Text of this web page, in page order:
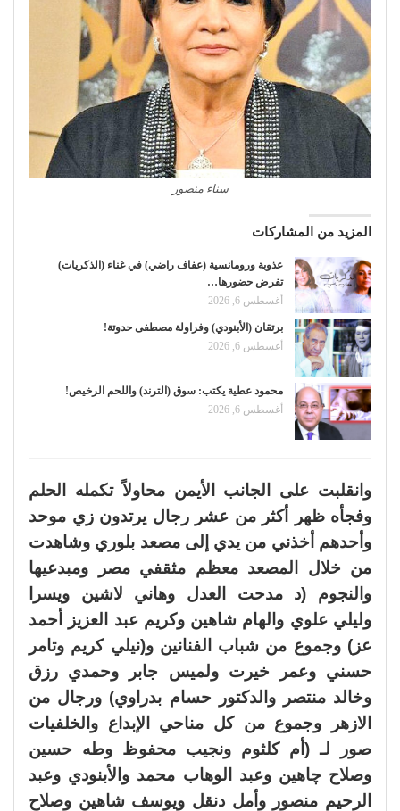
سناء منصور
المزيد من المشاركات
عذوبة ورومانسية (عفاف راضي) في غناء (الذكريات)
تفرض حضورها…
أغسطس 6, 2026
برتقان (الأبنودي) وفراولة مصطفى حدوتة!
أغسطس 6, 2026
محمود عطية يكتب: سوق (الترند) واللحم الرخيص!
أغسطس 6, 2026
وانقلبت على الجانب الأيمن محاولاً تكمله الحلم
وفجأه ظهر أكثر من عشر رجال يرتدون زي موحد
وأحدهم أخذني من يدي إلى مصعد بلوري وشاهدت
من خلال المصعد معظم مثقفي مصر ومبدعيها
والنجوم (د مدحت العدل وهاني لاشين ويسرا
وليلي علوي والهام شاهين وكريم عبد العزيز أحمد
عز) وجموع من شباب الفنانين و(نيلي كريم وتامر
حسني وعمر خيرت ولميس جابر وحمدي رزق
وخالد منتصر والدكتور حسام بدراوي) ورجال من
الازهر وجموع من كل مناحي الإبداع والخلفيات
صور لـ (أم كلثوم ونجيب محفوظ وطه حسين
وصلاح چاهين وعبد الوهاب محمد والأبنودي وعبد
الرحيم منصور وأمل دنقل ويوسف شاهين وصلاح